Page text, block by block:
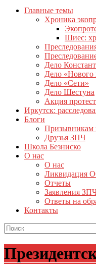
Главные темы
Хроника
Шиес:
Дело
Дело «Нового
Дело «Сети»
Дело Шестуна
Акция
Иркутск:
Блоги
Призывникам
Друзья ЗПЧ
Школа Безниско
О нас
О нас
Ликвидация
Отчеты
Заявления
Ответы на
Контакты